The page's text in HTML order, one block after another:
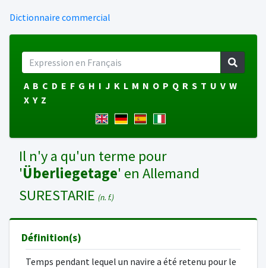
Dictionnaire commercial
A B C D E F G H I J K L M N O P Q R S T U V W
X Y Z
Il n'y a qu'un terme pour
'Überliegetage' en Allemand
SURESTARIE (n. f.)
Définition(s)
Temps pendant lequel un navire a été retenu pour le